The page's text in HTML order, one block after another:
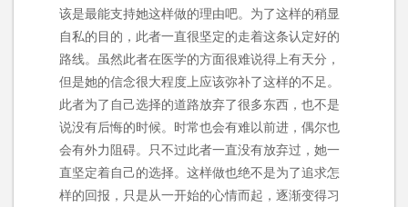
该是最能支持她这样做的理由吧。为了这样的稍显
自私的目的，此者一直很坚定的走着这条认定好的
路线。虽然此者在医学的方面很难说得上有天分，
但是她的信念很大程度上应该弥补了这样的不足。
此者为了自己选择的道路放弃了很多东西，也不是
说没有后悔的时候。时常也会有难以前进，偶尔也
会有外力阻碍。只不过此者一直没有放弃过，她一
直坚定着自己的选择。这样做也绝不是为了追求怎
样的回报，只是从一开始的心情而起，逐渐变得习